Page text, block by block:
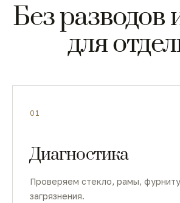
Без разводов
для
01
Диагностика
Проверяем стекло, рамы,
загрязнения.